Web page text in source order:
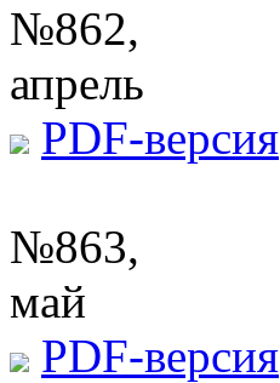
№862,
апрель
PDF-версия
№863,
май
PDF-версия